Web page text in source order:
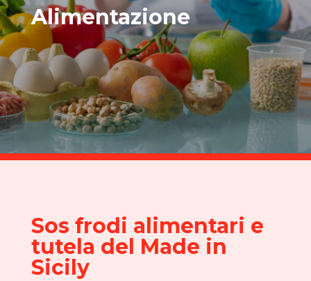
Alimentazione
Sos frodi alimentari e
tutela del Made in
Sicily